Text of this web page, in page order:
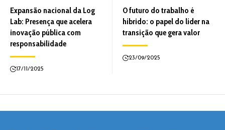
Expansão nacional da Log
Lab: Presença que acelera
inovação pública com
responsabilidade
17/11/2025
O futuro do trabalho é
híbrido: o papel do líder na
transição que gera valor
23/09/2025